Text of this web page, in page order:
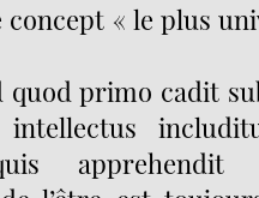
concept « le plus
quod primo cadit
quis